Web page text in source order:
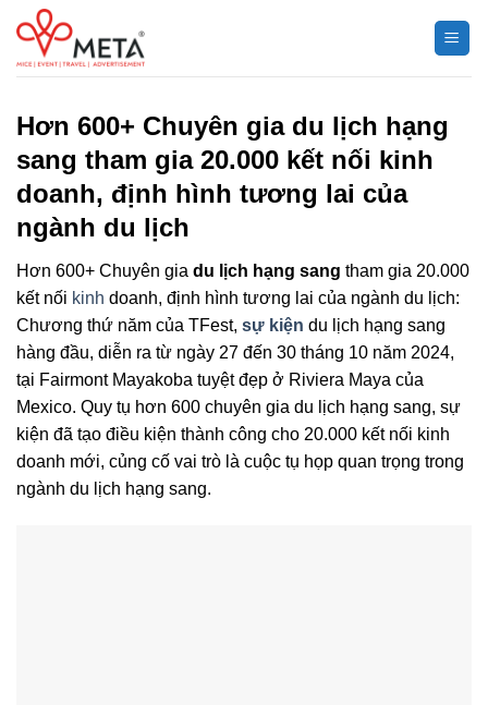
Chuyển
đến
nội
Hơn 600+ Chuyên gia du lịch hạng
sang tham gia 20.000 kết nối kinh
doanh, định hình tương lai của
ngành du lịch
Hơn 600+ Chuyên gia du lịch hạng sang tham gia 20.000
kết nối kinh doanh, định hình tương lai của ngành du lịch:
Chương thứ năm của TFest, sự kiện du lịch hạng sang
hàng đầu, diễn ra từ ngày 27 đến 30 tháng 10 năm 2024,
tại Fairmont Mayakoba tuyệt đẹp ở Riviera Maya của
Mexico. Quy tụ hơn 600 chuyên gia du lịch hạng sang, sự
kiện đã tạo điều kiện thành công cho 20.000 kết nối kinh
doanh mới, củng cố vai trò là cuộc tụ họp quan trọng trong
ngành du lịch hạng sang.